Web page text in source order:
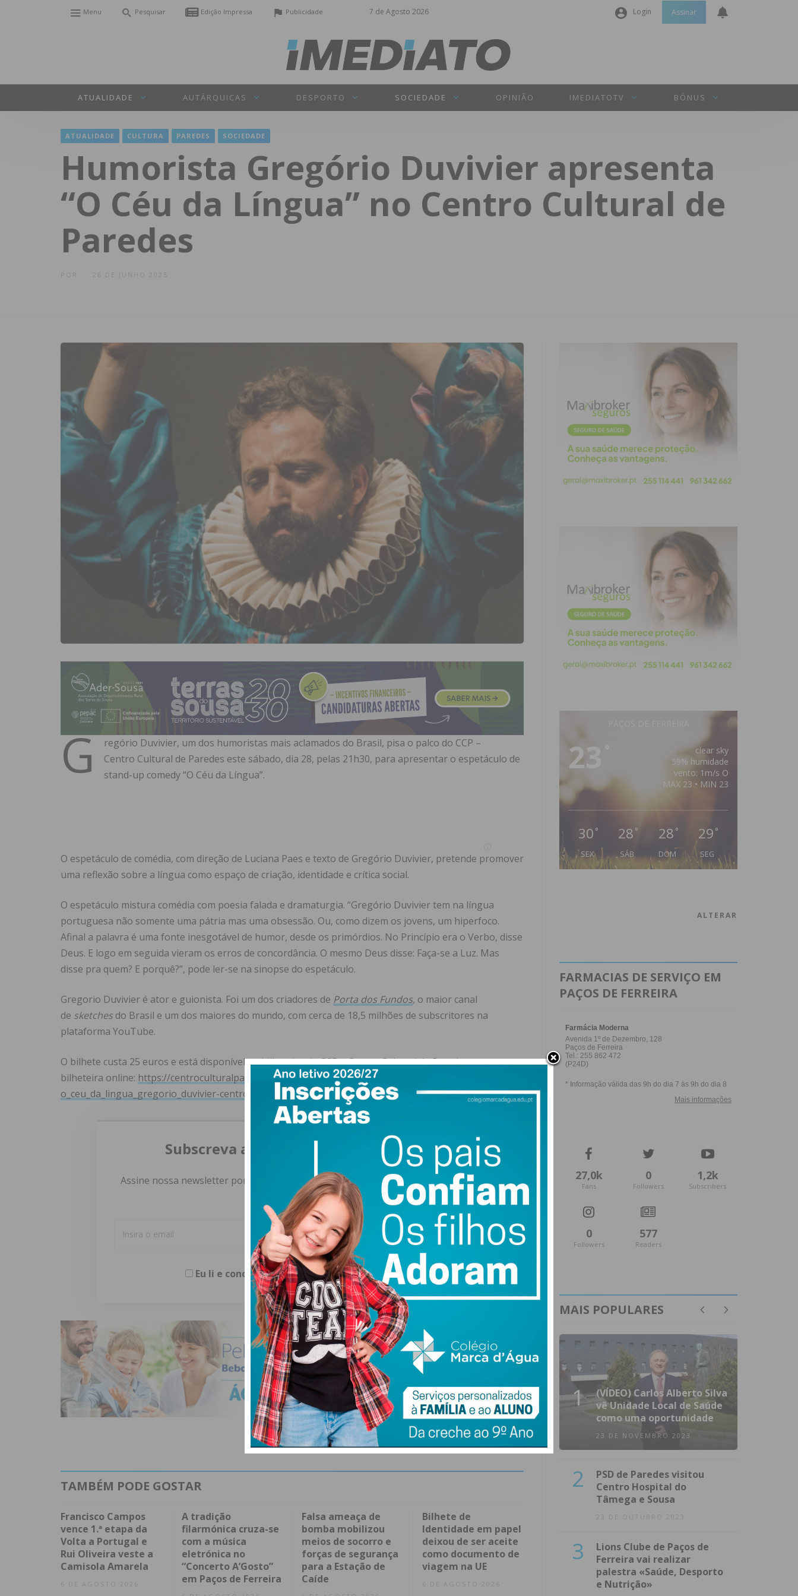
7 de Agosto 2026
Menu Pesquisar Edição Impressa Publicidade Login
Senha
INICIAR SESSÃO
Perdeu a sua senha?
Assinar
ATUALIDADE AUTÁRQUICAS DESPORTO SOCIEDADE OPINIÃO IMEDIATOTV BÓNUS
ATUALIDADE CULTURA PAREDES SOCIEDADE
Humorista Gregório Duvivier apresenta
“O Céu da Língua” no Centro Cultural de
Paredes
G
regório Duvivier, um dos humoristas mais aclamados do Brasil, pisa o palco do CCP –
Centro Cultural de Paredes este sábado, dia 28, pelas 21h30, para apresentar o espetáculo de
stand-up comedy “O Céu da Língua”.
O espetáculo de comédia, com direção de Luciana Paes e texto de Gregório Duvivier, pretende promover
uma reflexão sobre a língua como espaço de criação, identidade e crítica social.
O espetáculo mistura comédia com poesia falada e dramaturgia. “Gregório Duvivier tem na língua
portuguesa não somente uma pátria mas uma obsessão. Ou, como dizem os jovens, um hiperfoco.
Afinal a palavra é uma fonte inesgotável de humor, desde os primórdios. No Princípio era o Verbo, disse
Deus. E logo em seguida vieram os erros de concordância. O mesmo Deus disse: Faça-se a Luz. Mas
disse pra quem? E porquê?”, pode ler-se na sinopse do espetáculo.
Gregorio Duvivier é ator e guionista. Foi um dos criadores de Porta dos Fundos, o maior canal
de sketches do Brasil e um dos maiores do mundo, com cerca de 18,5 milhões de subscritores na
plataforma YouTube.
O bilhete custa 25 euros e está disponível na bilheteira do CCP – Centro Cultural de Paredes e na
bilheteira online: https://centroculturalparedes.bol.pt/Comprar/Bilhetes/154766-
o_ceu_da_lingua_gregorio_duvivier-centro_cultural_paredes/
Subscreva a newsletter do Imediato
Assine nossa newsletter por e-mail e obtenha de forma regular a informação
atualizada.
Eu li e concordo com ostermos e condições
TAMBÉM PODE GOSTAR
Francisco Campos
vence 1.ª etapa da
Volta a Portugal e
Rui Oliveira veste a
Camisola Amarela
6 DE AGOSTO 2026
A tradição
filarmónica cruza-se
com a música
eletrónica no
“Concerto A’Gosto”
em Paços de Ferreira
Falsa ameaça de
bomba mobilizou
meios de socorro e
forças de segurança
para a Estação de
Caíde
Bilhete de
Identidade em papel
deixou de ser aceite
como documento de
viagem na UE
6 DE AGOSTO 2026
23
clear sky
59% humidade
vento: 1m/s O
MAX 23 • MIN 23
30 °
SEX
28 °
SÁB
28 °
DOM
29 °
SEG
ALTERAR
FARMACIAS DE SERVIÇO EM
PAÇOS DE FERREIRA
27,0k
Fans
0
Followers
1,2k
Subscribers
0
Followers
577
Readers
MAIS POPULARES
1
(VÍDEO) Carlos Alberto Silva
vê Unidade Local de Saúde
como uma oportunidade
23 DE NOVEMBRO 2023
2
PSD de Paredes visitou
Centro Hospital do
Tâmega e Sousa
23 DE OUTUBRO 2023
3
Lions Clube de Paços de
Ferreira vai realizar
palestra «Saúde, Desporto
e Nutrição»